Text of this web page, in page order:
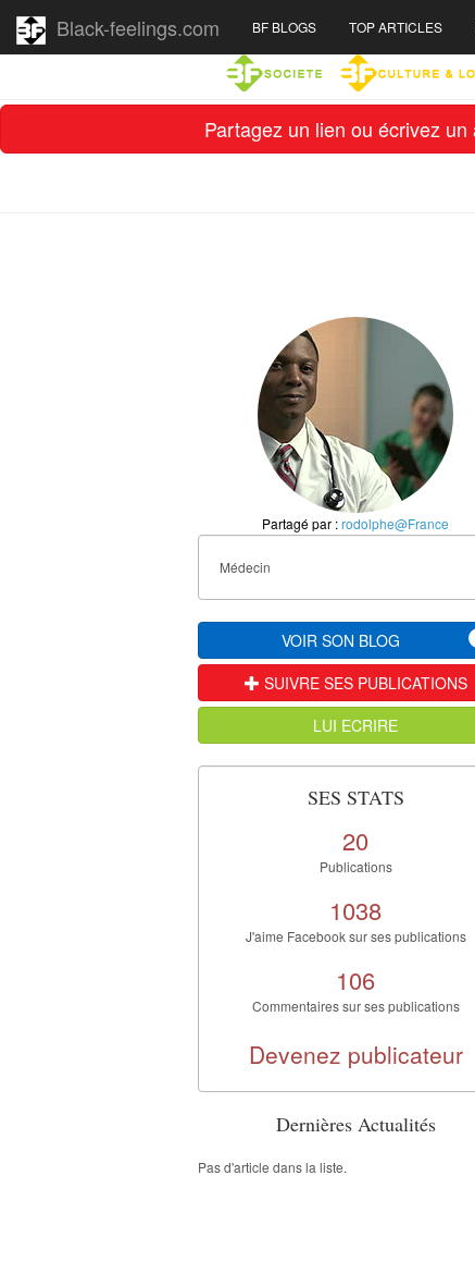
Partagez un lien ou écrivez un
Black-feelings.com BF BLOGS TOP ARTICLES
Partagé par :rodolphe@France
Médecin
VOIR SON BLOG
SUIVRE SES PUBLICATIONS
LUI ECRIRE
SES STATS
20
Publications
1038
J'aime Facebook sur ses publications
106
Commentaires sur ses publications
Devenez publicateur
Dernières Actualités
Pas d'article dans la liste.